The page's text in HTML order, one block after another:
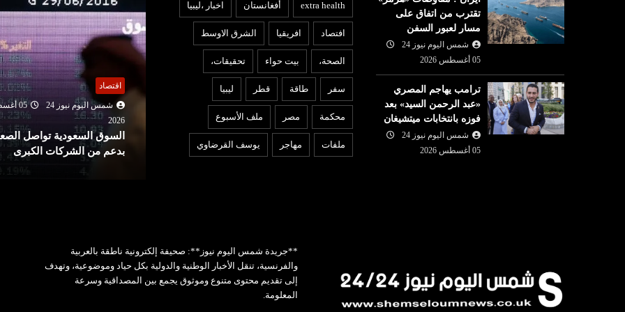
تقترب من اتفاق على
مسار لعبور السفن
شمس اليوم نيوز 24
05 أغسطس 2026
ترامب يهاجم المصري
«عبد الرحمن السيد» بعد
فوزه بانتخابات ميتشيغان
شمس اليوم نيوز 24
05 أغسطس 2026
extra health أفغانستان اخبار ،ليبيا
افتصاد افريقيا الشرق الاوسط
الصحة، بيت حواء تحقيقات،
سفر طاقة قطر ليبيا
محكمة مصر ملف الأسبوع
ملفات مهاجر يوسف القرضاوي
05 أغسطس
أخبار ليبيا
شمس اليوم نيوز 24
05 أغسطس
2026
عقيلة صالح: ندعم «هيئة الرقابة
الإدارية» وأجهزتها
اقتصاد
شمس اليوم نيوز 24
05 أغسطس
السوق السعودية تواصل الصعود
بدعم من الشركات الكبرى
عربي ودولي
شمس اليوم نيوز 24
05
2026
لجنة برلمانية هندية تطالب
زوكربرغ بالاعتذار بعد حذف
فيديو لمودي
**جريدة شمس اليوم نيوز**: صحيفة إلكترونية ناطقة بالعربية
والفرنسية، تنقل الأخبار الوطنية والدولية بكل حياد وموضوعية، وتهدف
إلى تقديم محتوى متنوع وموثوق يجمع بين المصداقية وسرعة
المعلومة.